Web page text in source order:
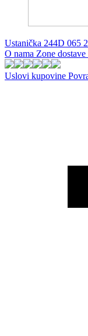
Ustanička 244D 065
O nama Zone dostave
Uslovi kupovine